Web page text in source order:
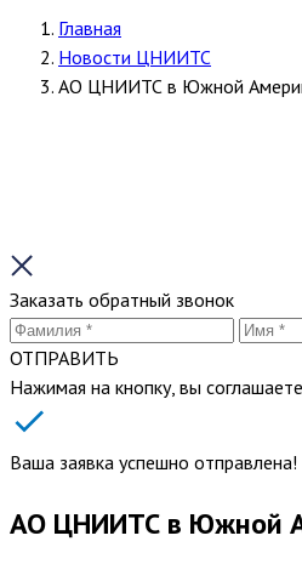
Главная
Новости ЦНИИТС
АО ЦНИИТС в Южной
Заказать обратный звонок
ОТПРАВИТЬ
Нажимая на кнопку, вы
Ваша заявка успешно отправлена!
АО ЦНИИТС в Южной